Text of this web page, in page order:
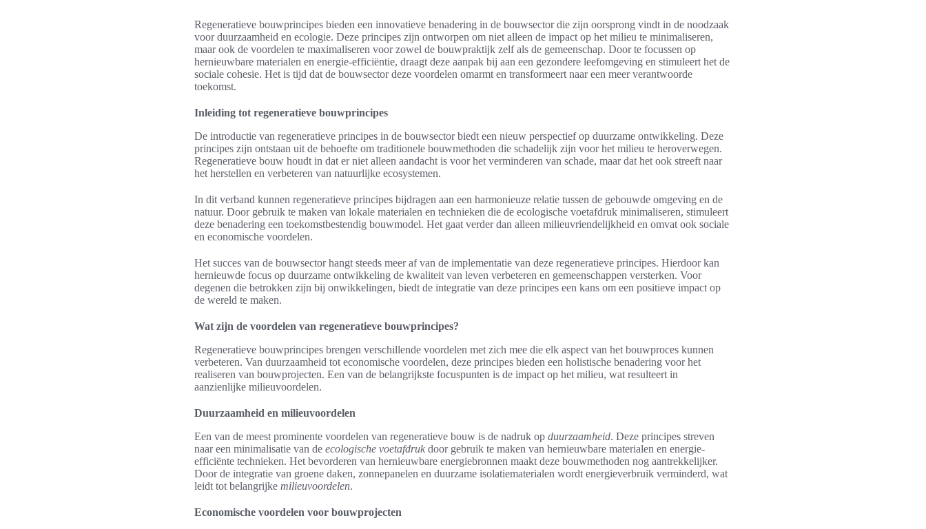
Regeneratieve bouwprincipes bieden een innovatieve benadering in de bouwsector die zijn oorsprong vindt in de noodzaak
voor duurzaamheid en ecologie. Deze principes zijn ontworpen om niet alleen de impact op het milieu te minimaliseren,
maar ook de voordelen te maximaliseren voor zowel de bouwpraktijk zelf als de gemeenschap. Door te focussen op
hernieuwbare materialen en energie-efficiëntie, draagt deze aanpak bij aan een gezondere leefomgeving en stimuleert het de
sociale cohesie. Het is tijd dat de bouwsector deze voordelen omarmt en transformeert naar een meer verantwoorde
toekomst.
Inleiding tot regeneratieve bouwprincipes
De introductie van regeneratieve principes in de bouwsector biedt een nieuw perspectief op duurzame ontwikkeling. Deze
principes zijn ontstaan uit de behoefte om traditionele bouwmethoden die schadelijk zijn voor het milieu te heroverwegen.
Regeneratieve bouw houdt in dat er niet alleen aandacht is voor het verminderen van schade, maar dat het ook streeft naar
het herstellen en verbeteren van natuurlijke ecosystemen.
In dit verband kunnen regeneratieve principes bijdragen aan een harmonieuze relatie tussen de gebouwde omgeving en de
natuur. Door gebruik te maken van lokale materialen en technieken die de ecologische voetafdruk minimaliseren, stimuleert
deze benadering een toekomstbestendig bouwmodel. Het gaat verder dan alleen milieuvriendelijkheid en omvat ook sociale
en economische voordelen.
Het succes van de bouwsector hangt steeds meer af van de implementatie van deze regeneratieve principes. Hierdoor kan
hernieuwde focus op duurzame ontwikkeling de kwaliteit van leven verbeteren en gemeenschappen versterken. Voor
degenen die betrokken zijn bij onwikkelingen, biedt de integratie van deze principes een kans om een positieve impact op
de wereld te maken.
Wat zijn de voordelen van regeneratieve bouwprincipes?
Regeneratieve bouwprincipes brengen verschillende voordelen met zich mee die elk aspect van het bouwproces kunnen
verbeteren. Van duurzaamheid tot economische voordelen, deze principes bieden een holistische benadering voor het
realiseren van bouwprojecten. Een van de belangrijkste focuspunten is de impact op het milieu, wat resulteert in
aanzienlijke milieuvoordelen.
Duurzaamheid en milieuvoordelen
Een van de meest prominente voordelen van regeneratieve bouw is de nadruk op duurzaamheid. Deze principes streven
naar een minimalisatie van de ecologische voetafdruk door gebruik te maken van hernieuwbare materialen en energie-
efficiënte technieken. Het bevorderen van hernieuwbare energiebronnen maakt deze bouwmethoden nog aantrekkelijker.
Door de integratie van groene daken, zonnepanelen en duurzame isolatiematerialen wordt energieverbruik verminderd, wat
leidt tot belangrijke milieuvoordelen.
Economische voordelen voor bouwprojecten